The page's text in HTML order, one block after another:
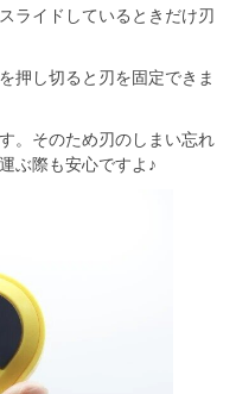
ライドしているときだけ刃
押し切ると刃を固定できま
。そのため刃のしまい忘れ
ぶ際も安心ですよ♪